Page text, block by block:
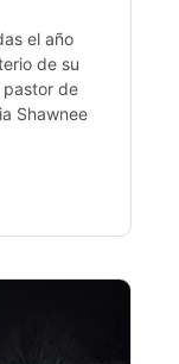
el año
de su
pastor de
Shawnee